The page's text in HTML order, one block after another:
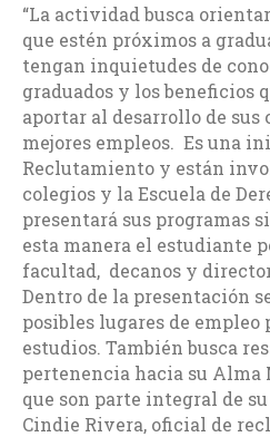
“La actividad busca
que estén próximos a
tengan inquietudes de
graduados y los beneficios
aportar al desarrollo de sus
mejores empleos. Es una
Reclutamiento y están
colegios y la Escuela de
presentará sus programas
esta manera el estudiante
facultad, decanos y
Dentro de la presentación
posibles lugares de empleo
estudios. También busca
pertenencia hacia su Alma
que son parte integral de
Cindie Rivera, oficial de